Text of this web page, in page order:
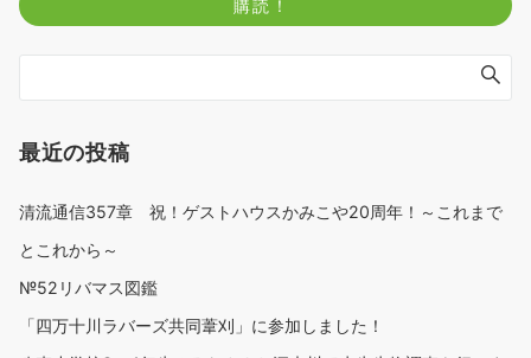
最近の投稿
清流通信357章 祝！ゲストハウスかみこや20周年！～これまで
とこれから～
№52リバマス図鑑
「四万十川ラバーズ共同葦刈」に参加しました！